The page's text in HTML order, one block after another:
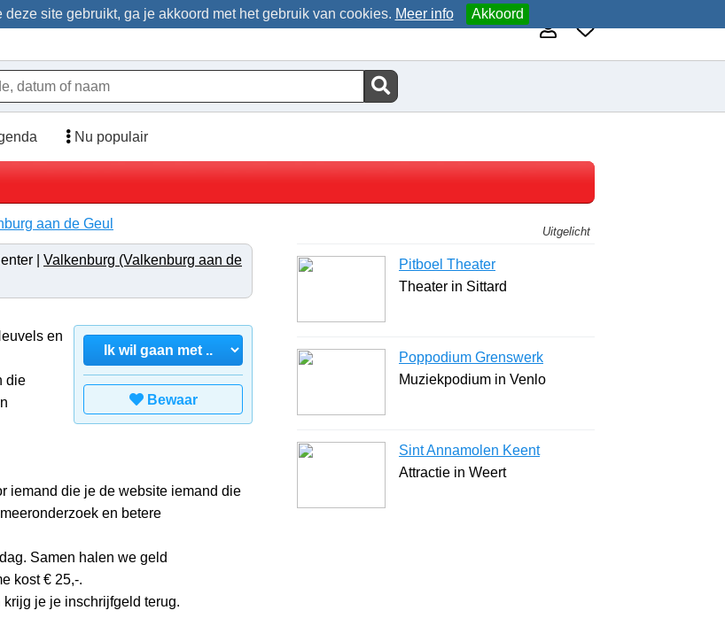
site gebruikt, ga je akkoord met het gebruik van cookies. Meer info Akkoord
Nu populair
aan de Geul
| Valkenburg (Valkenburg aan de
Bewaar
en
die
iemand die je de website iemand die
en betere
Samen halen we geld
kost € 25,-.
je je inschrijfgeld terug.
Uitgelicht
Pitboel Theater
Theater in Sittard
Poppodium Grenswerk
Muziekpodium in Venlo
Sint Annamolen Keent
Attractie in Weert